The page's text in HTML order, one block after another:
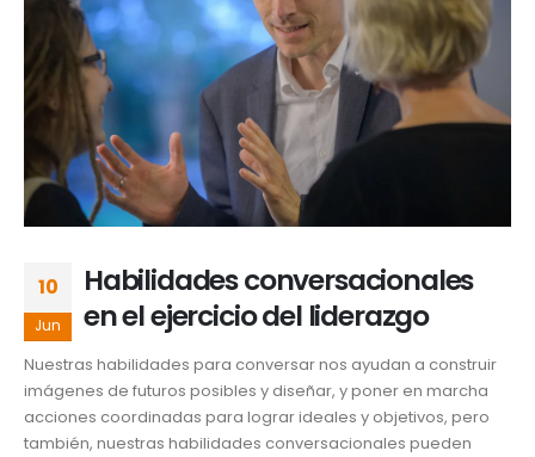
10
Jun
Habilidades conversacionales
en el ejercicio del liderazgo
Nuestras habilidades para conversar nos ayudan a construir
imágenes de futuros posibles y diseñar, y poner en marcha
acciones coordinadas para lograr ideales y objetivos, pero
también, nuestras habilidades conversacionales pueden